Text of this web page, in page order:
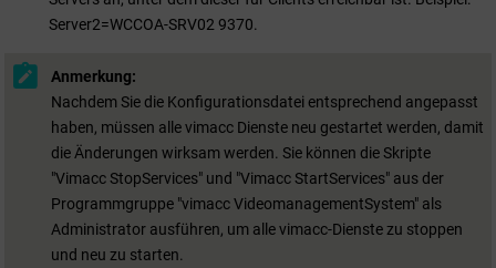
Server2=WCCOA-SRV02 9370.
Anmerkung:
Nachdem Sie die Konfigurationsdatei entsprechend angepasst
haben, müssen alle vimacc Dienste neu gestartet werden, damit
die Änderungen wirksam werden. Sie können die Skripte
"Vimacc StopServices" und "Vimacc StartServices" aus der
Programmgruppe "vimacc VideomanagementSystem" als
Administrator ausführen, um alle vimacc-Dienste zu stoppen
und neu zu starten.